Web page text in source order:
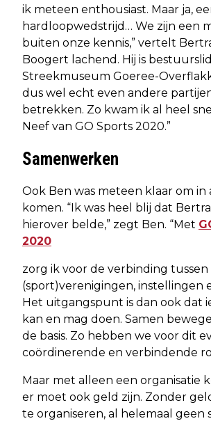
ik meteen enthousiast. Maar ja,
hardloopwedstrijd… We zijn een
buiten onze kennis,” vertelt
Boogert lachend. Hij is
Streekmuseum Goeree-
dus wel echt even andere
betrekken. Zo kwam ik al heel
Neef van GO Sports 2020.”
Samenwerken
Ook Ben was meteen klaar om in
komen. “Ik was heel blij dat
hierover belde,” zegt Ben. “Met
2020
zorg ik voor de verbinding tussen
(sport)verenigingen, instellingen
Het uitgangspunt is dan ook dat
kan en mag doen. Samen
de basis. Zo hebben we voor dit
coördinerende en verbindende
Maar met alleen een organisatie
er moet ook geld zijn. Zonder
te organiseren, al helemaal geen